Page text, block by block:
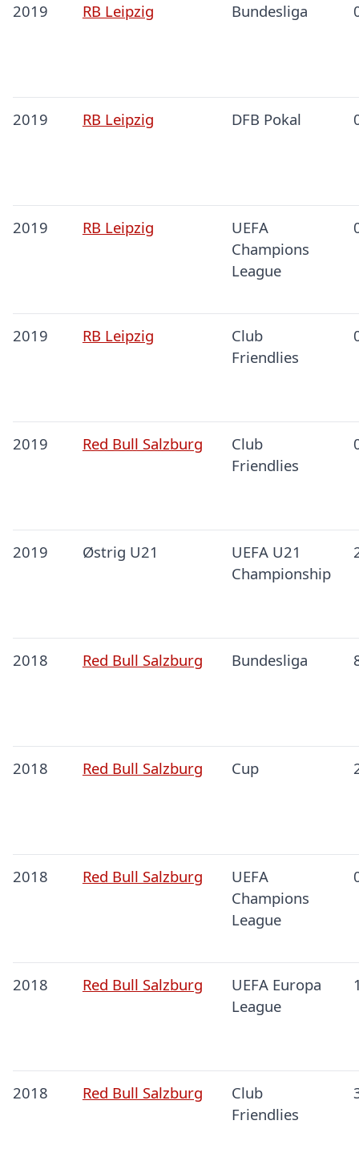
2019 RB Leipzig Bundesliga
2019 RB Leipzig DFB Pokal
2019 RB Leipzig
UEFA
Champions
League
2019 RB Leipzig
Club
Friendlies
2019 Red Bull Salzburg
Club
Friendlies
2019 Østrig U21
UEFA U21
Championship
2018 Red Bull Salzburg Bundesliga
2018 Red Bull Salzburg Cup
2018 Red Bull Salzburg
UEFA
Champions
League
2018 Red Bull Salzburg
UEFA Europa
League
2018 Red Bull Salzburg
Club
Friendlies